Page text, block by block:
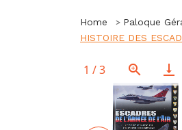
Home
Paloque
HISTOIRE DES
1 /3